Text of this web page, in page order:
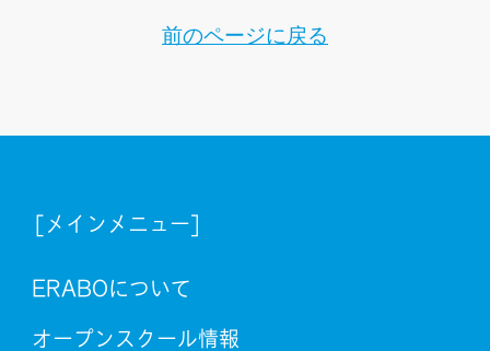
前のページに戻る
[メインメニュー]
ERABOについて
オープンスクール情報